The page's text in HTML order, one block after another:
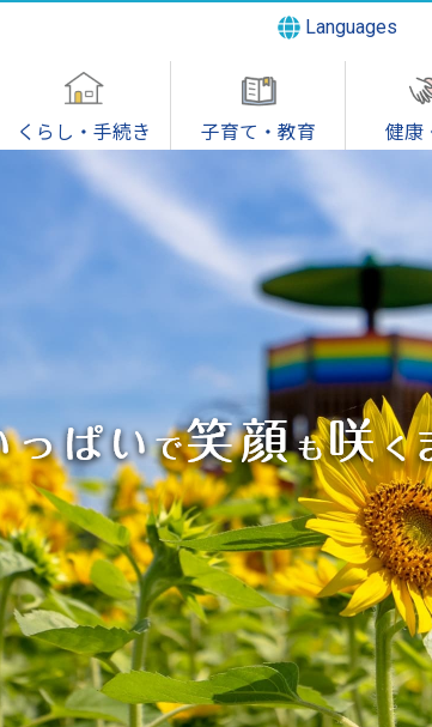
Languages
くらし・手続き 子育て・教育 健康